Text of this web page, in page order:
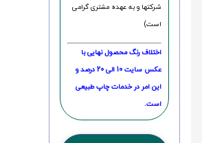
شرکتها و به عهده مشتری گرامی
است)
اختلاف رنگ محصول نهایی با
عکس سایت 10 الی 20 درصد و
این امر در خدمات چاپ طبیعی
است.